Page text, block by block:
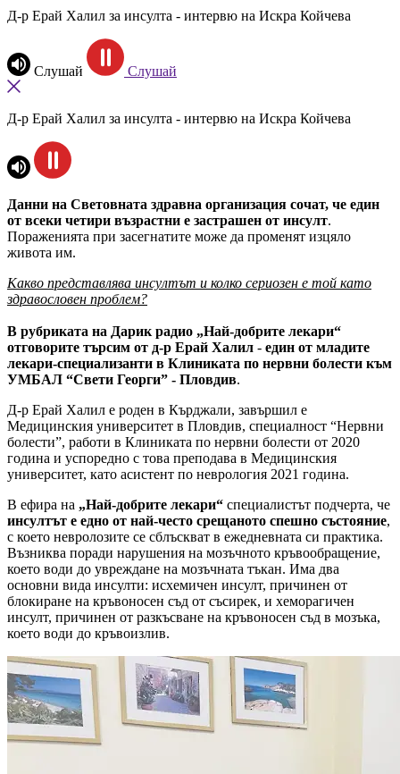
Д-р Ерай Халил за инсулта - интервю на Искра Койчева
Слушай Слушай
Д-р Ерай Халил за инсулта - интервю на Искра Койчева
Данни на Световната здравна организация сочат, че един
от всеки четири възрастни е застрашен от инсулт.
Пораженията при засегнатите може да променят изцяло
живота им.
Какво представлява инсултът и колко сериозен е той като
здравословен проблем?
В рубриката на Дарик радио „Най-добрите лекари“
отговорите търсим от д-р Ерай Халил - един от младите
лекари-специализанти в Клиниката по нервни болести към
УМБАЛ “Свети Георги” - Пловдив.
Д-р Ерай Халил е роден в Кърджали, завършил е
Медицинския университет в Пловдив, специалност “Нервни
болести”, работи в Клиниката по нервни болести от 2020
година и успоредно с това преподава в Медицинския
университет, като асистент по неврология 2021 година.
В ефира на „Най-добрите лекари“ специалистът подчерта, че
инсултът е едно от най-често срещаното спешно състояние,
с което невролозите се сблъскват в ежедневната си практика.
Възниква поради нарушения на мозъчното кръвообращение,
което води до увреждане на мозъчната тъкан. Има два
основни вида инсулти: исхемичен инсулт, причинен от
блокиране на кръвоносен съд от съсирек, и хеморагичен
инсулт, причинен от разкъсване на кръвоносен съд в мозъка,
което води до кръвоизлив.